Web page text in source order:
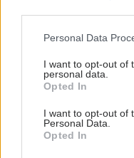
Please note that this
not limited to your visit
grant or deny consent
use your data for below
consent section.
Personal Data
I want to opt-out of
personal data.
Opted In
I want to opt-out of
Personal Data.
Opted In